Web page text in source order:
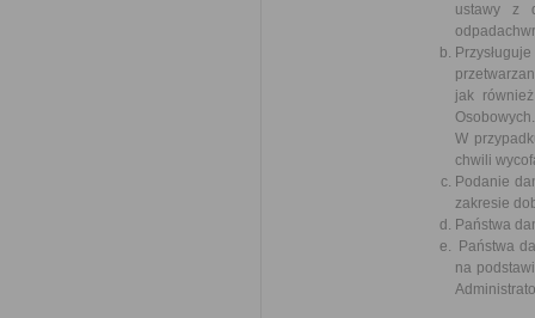
ustawy z
jak
Osobowych.
W
chwili
Podanie
zakresie
Państwa
Państwa
na